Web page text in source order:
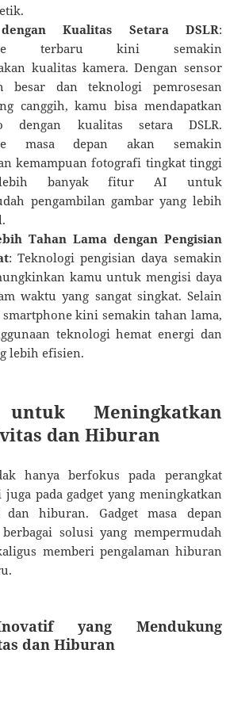
Kualitas Setara DSLR:
terbaru kini semakin
kualitas kamera. Dengan sensor
besar dan teknologi pemrosesan
canggih, kamu bisa mendapatkan
dengan kualitas setara DSLR.
masa depan akan semakin
kemampuan fotografi tingkat tinggi
lebih banyak fitur AI untuk
pengambilan gambar yang lebih
Tahan Lama dengan Pengisian
: Teknologi pengisian daya semakin
kamu untuk mengisi daya
waktu yang sangat singkat. Selain
kini semakin tahan lama,
teknologi hemat energi dan
lebih efisien.
untuk Meningkatkan
dan Hiburan
hanya berfokus pada perangkat
pada gadget yang meningkatkan
dan hiburan. Gadget masa depan
solusi yang mempermudah
memberi pengalaman hiburan
yang Mendukung
dan Hiburan